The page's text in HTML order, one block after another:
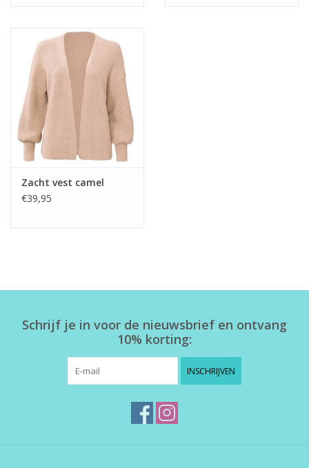
Zacht vest camel
€39,95
Schrijf je in voor de nieuwsbrief en ontvang
10% korting:
INSCHRIJVEN